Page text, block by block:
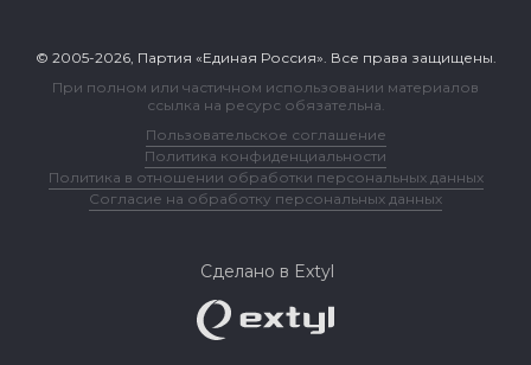
© 2005-2026, Партия «Единая Россия». Все права защищены.
При полном или частичном использовании материалов
ссылка на ресурс обязательна.
Пользовательское соглашение
Политика конфиденциальности
Политика в отношении обработки персональных данных
Согласие на обработку персональных данных
Сделано в Extyl